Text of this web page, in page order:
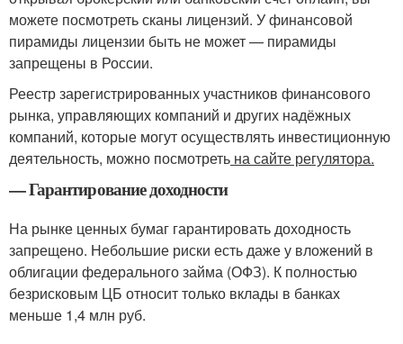
можете посмотреть сканы лицензий. У финансовой
пирамиды лицензии быть не может — пирамиды
запрещены в России.
Реестр зарегистрированных участников финансового
рынка, управляющих компаний и других надёжных
компаний, которые могут осуществлять инвестиционную
деятельность, можно посмотреть на сайте регулятора.
— Гарантирование доходности
На рынке ценных бумаг гарантировать доходность
запрещено. Небольшие риски есть даже у вложений в
облигации федерального займа (ОФЗ). К полностью
безрисковым ЦБ относит только вклады в банках
меньше 1,4 млн руб.